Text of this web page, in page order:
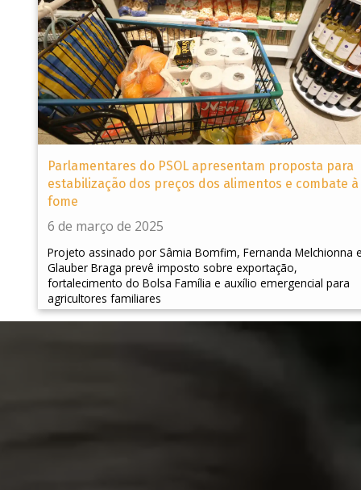
Parlamentares do PSOL apresentam proposta para
estabilização dos preços dos alimentos e combate à
fome
6 de março de 2025
Projeto assinado por Sâmia Bomfim, Fernanda Melchionna
Glauber Braga prevê imposto sobre exportação,
fortalecimento do Bolsa Família e auxílio emergencial para
agricultores familiares